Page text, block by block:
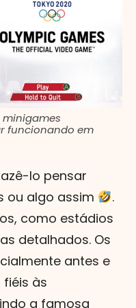
funcionando em
lo pensar
ou algo assim
.
como estádios
detalhados. Os
antes e
às
a famosa